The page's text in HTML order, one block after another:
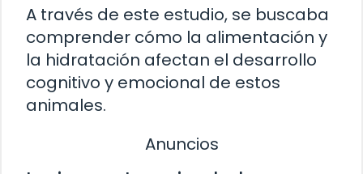
A través de este estudio, se buscaba
comprender cómo la alimentación y
la hidratación afectan el desarrollo
cognitivo y emocional de estos
animales.
Anuncios